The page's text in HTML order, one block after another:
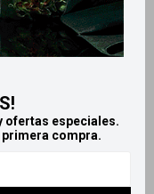
ofertas especiales.
primera compra.